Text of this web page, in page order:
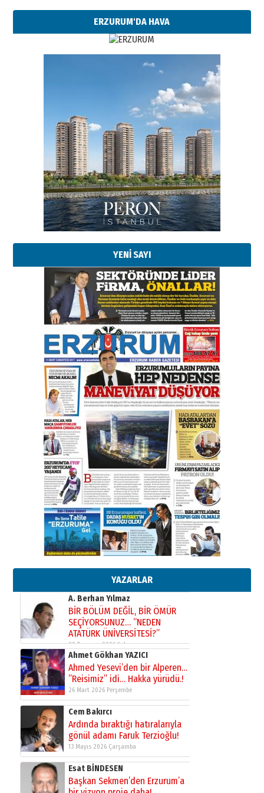
ERZURUM'DA HAVA
YENİ SAYI
YAZARLAR
Esat BİNDESEN
Başkan Sekmen’den Erzurum’a
bir vizyon proje daha!
02 Ağustos 2026 Pazar
Kadir SABUNCUOĞLU
Erzurumspor’un köşe taşları
29 Haziran 2026 Pazartesi
Kenan GÜLERCİ
Murat Şahsuvaroğlu ERKON’da
çıtayı yukarı taşırken,
yönetimdekiler aşağı
çekmemeli!
17 Şubat 2026 SalıOrhan BOZKURT
Bir fotoğraf, bir şehir, bir
gazeteci… Dizginler kimin
elinde?
31 Mart 2026 Salı
A. Berhan Yılmaz
BİR BÖLÜM DEĞİL, BİR ÖMÜR
SEÇİYORSUNUZ… “NEDEN
ATATÜRK ÜNİVERSİTESİ?”
Ahmet Gökhan YAZICI
Ahmed Yesevi’den bir Alperen…
”Reisimiz” idi… Hakka yürüdü.!
26 Mart 2026 Perşembe
Cem Bakırcı
Ardında bıraktığı hatıralarıyla
gönül adamı Faruk Terzioğlu!
13 Mayıs 2026 Çarşamba
Esat BİNDESEN
Başkan Sekmen’den Erzurum’a
bir vizyon proje daha!
02 Ağustos 2026 Pazar
Kadir SABUNCUOĞLU
Erzurumspor’un köşe taşları
29 Haziran 2026 Pazartesi